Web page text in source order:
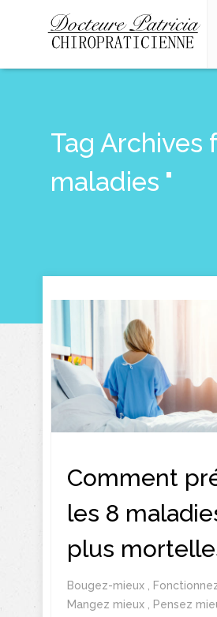
Tag Archives
maladies "
Comment
les 8
plus
Bougez-mieux
Mangez mieux
Pensez